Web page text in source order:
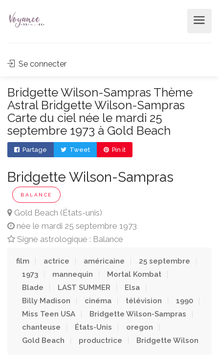
Se connecter
Bridgette Wilson-Sampras Thème
Astral Bridgette Wilson-Sampras
Carte du ciel née le mardi 25
septembre 1973 à Gold Beach
Partage Tweet Pin it
Bridgette Wilson-Sampras
BALANCE
Gold Beach (États-unis)
née le mardi 25 septembre 1973
Signe astrologique : Balance
film actrice américaine
25 septembre
1973
mannequin
Mortal Kombat
Blade
LAST SUMMER
Elsa
Billy Madison
cinéma télévision
1990
Miss Teen USA
Bridgette Wilson-Sampras
chanteuse
États-Unis
oregon
Gold Beach
productrice Bridgette Wilson